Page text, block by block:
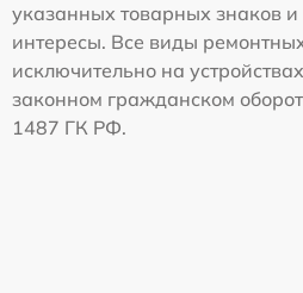
указанных товарных знаков и
интересы. Все виды
исключительно на
законном гражданском
1487 ГК РФ.